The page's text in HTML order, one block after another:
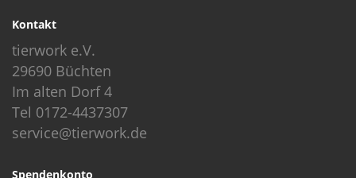
Kontakt
tierwork e.V.
29690 Büchten
Im alten Dorf 4
Tel 0172-4437307
service@tierwork.de
Spendenkonto